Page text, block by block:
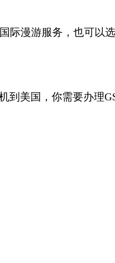
漫游服务，也可以选
美国，你需要办理